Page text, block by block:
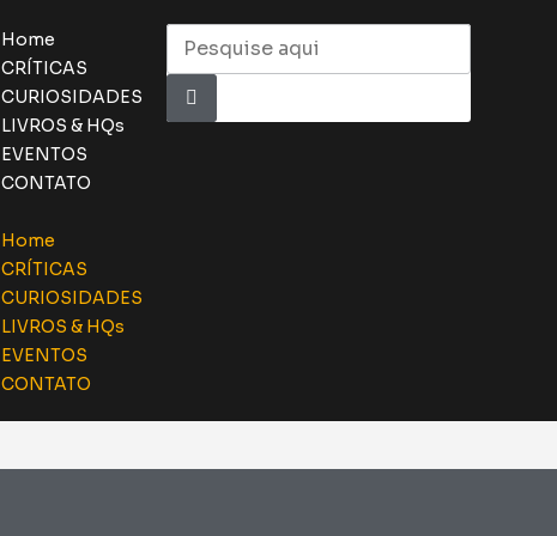
Home
CRÍTICAS
CURIOSIDADES
LIVROS & HQs
EVENTOS
CONTATO
Home
CRÍTICAS
CURIOSIDADES
LIVROS & HQs
EVENTOS
CONTATO